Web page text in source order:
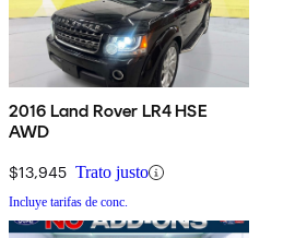
2016 Land Rover LR4 HSE
AWD
$13,945 Trato justo
Incluye tarifas de conc.